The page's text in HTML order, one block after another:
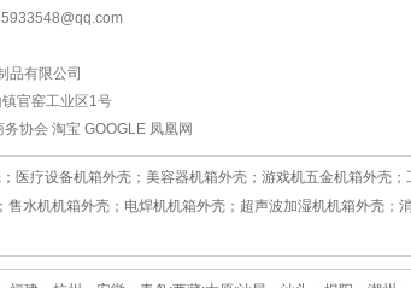
品有限公司
官窑工业区1号
协会 淘宝 GOOGLE 凤凰网
疗设备机箱外壳；美容器机箱外壳；游戏机五金机箱外壳；
水机机箱外壳；电焊机机箱外壳；超声波加湿机机箱外壳；